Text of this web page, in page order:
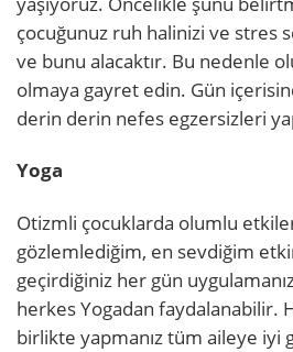
çocuğunuz ruh halinizi ve stres
ve bunu alacaktır. Bu nedenle
olmaya gayret edin. Gün
derin derin nefes egzersizleri
Yoga
Otizmli çocuklarda olumlu
gözlemlediğim, en sevdiğim
geçirdiğiniz her gün
herkes Yogadan faydalanabilir.
birlikte yapmanız tüm aileye iyi